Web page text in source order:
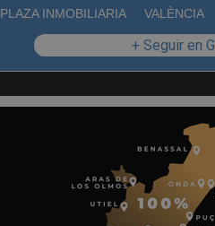
PLAZA INMOBILIARIA VALÈNCIA
+ Seguir en